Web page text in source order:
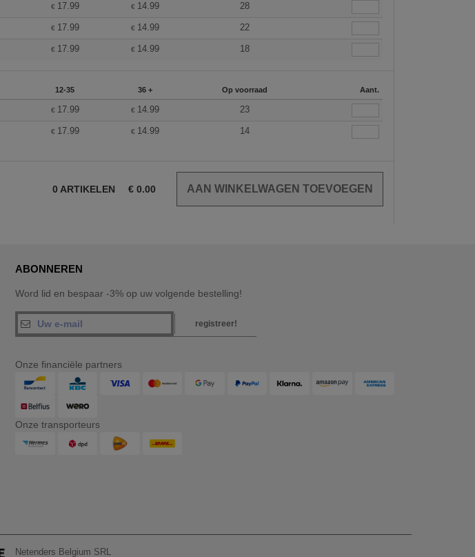
€ 17.99 € 14.99 28
€ 17.99 € 14.99 22
€ 17.99 € 14.99 18
12-35 36 + Op voorraad Aant.
€ 17.99 € 14.99 23
€ 17.99 € 14.99 14
0 ARTIKELEN € 0.00
ABONNEREN
Word lid en bespaar -3% op uw volgende bestelling!
registreer!
Onze financiële partners
Onze transporteurs
Netenders Belgium SRL